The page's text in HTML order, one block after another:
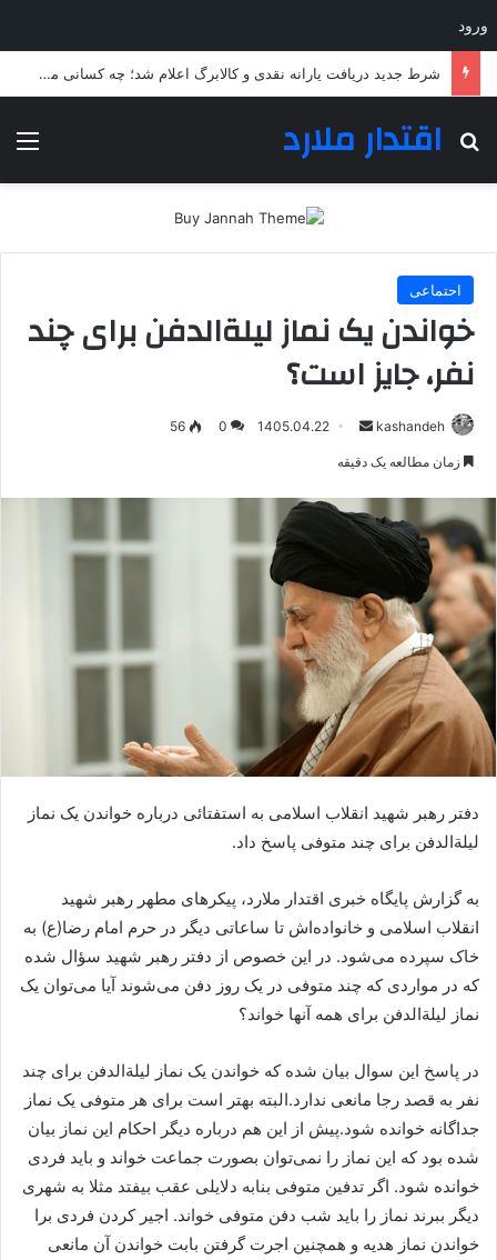
ورود
شارژ کالابرگ مرداد ماه از فردا آغاز می‌شود
اقتدار ملارد
جستجو برای
احتماعی
خواندن یک نماز لیلة‌الدفن برای چند
نفر، جایز است؟
kashandeh
ارسال1405.04.22
0
56
زمان مطالعه یک دقیقه
دفتر رهبر شهید انقلاب اسلامی به استفتائی درباره خواندن یک نماز
لیلة‌الدفن برای چند متوفی پاسخ داد.
به گزارش پایگاه خبری اقتدار ملارد، پیکرهای مطهر رهبر شهید
انقلاب اسلامی و خانواده‌اش تا ساعاتی دیگر در حرم امام رضا(ع) به
خاک سپرده می‌شود. در این خصوص از دفتر رهبر شهید سؤال شده
که در مواردی که چند متوفی در یک روز دفن می‌شوند آیا می‌توان یک
نماز لیلةالدفن برای همه آنها خواند؟
در پاسخ این سوال بیان شده که خواندن یک نماز لیلة‌الدفن برای چند
نفر به قصد رجا مانعی ندارد.البته بهتر است برای هر متوفی یک نماز
جداگانه خوانده شود.پیش از این هم درباره دیگر احکام این نماز بیان
شده بود که این نماز را نمی‌توان بصورت جماعت خواند و باید فردی
خوانده شود. اگر تدفین متوفی بنابه دلایلی عقب بیفتد مثلا به شهری
دیگر ببرند نماز را باید شب دفن متوفی خواند. اجیر کردن فردی برا
خواندن نماز هدیه و همچنین اجرت گرفتن بابت خواندن آن مانعی